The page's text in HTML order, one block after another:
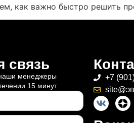
как важно быстро решить
связь
наши менеджеры
15 минут
+7